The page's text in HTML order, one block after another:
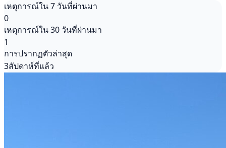
เหตุการณ์ใน 7 วันที่ผ่านมา
0
เหตุการณ์ใน 30 วันที่ผ่านมา
1
การปรากฏตัวล่าสุด
3สัปดาห์ที่แล้ว